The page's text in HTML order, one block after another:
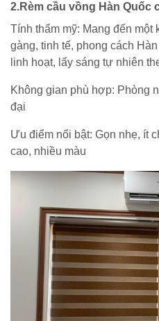
2.Rèm cầu vồng Hàn Quốc
Tính thẩm mỹ: Mang đến một
gàng, tinh tế, phong cách
linh hoạt, lấy sáng tự nhiên
Không gian phù hợp: Phòng
đại
Ưu điểm nổi bật: Gọn nhẹ, ít
cao, nhiều màu